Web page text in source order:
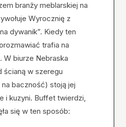
branży meblarskiej na
Wyrocznię z
dywanik”. Kiedy ten
trafia na
W biurze Nebraska
ścianą w szeregu
baczność) stoją jej
i kuzyni. Buffet twierdzi,
się w ten sposób: